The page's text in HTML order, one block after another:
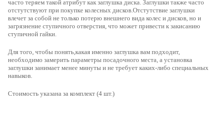
часто теряем такой атрибут как заглушка диска. Заглушки также часто
отстутствуют при покупке колесных дисков.Отстутствие заглушки
влечет за собой не только потерю внешнего вида колес и дисков, но и
загрязнение ступичного отверстия, что может привести к закисанию
ступичной гайки.
Для того, чтобы понять,какая именно заглушка вам подходит,
необходимо замерить параметры посадочного места, а установка
заглушки занимает менее минуты и не требует каких-либо специальных
навыков.
Стоимость указана за комплект (4 шт.)